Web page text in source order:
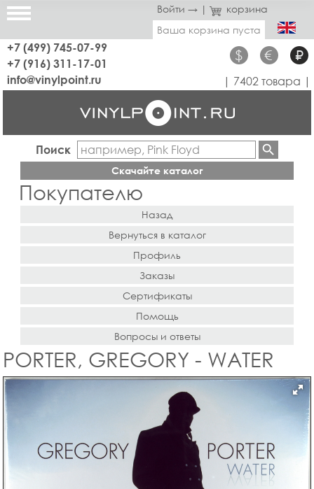
Войти → |
корзина
Ваша корзина пуста
+7 (499) 745-07-99
+7 (916) 311-17-01
$ € ₽
info@vinylpoint.ru | 7402 товара |
Поиск
Скачайте каталог
Покупателю
Назад
Вернуться в каталог
Профиль
Заказы
Сертификаты
Помощь
Вопросы и ответы
PORTER, GREGORY - WATER